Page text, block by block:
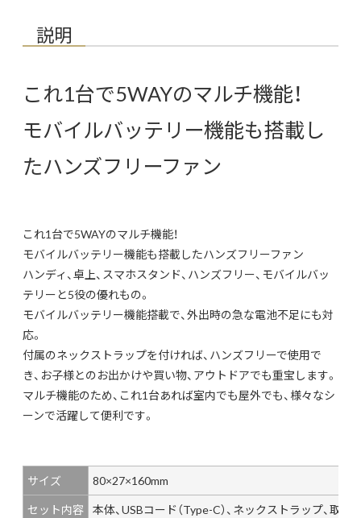
説明
これ1台で5WAYのマルチ機能！
モバイルバッテリー機能も搭載し
たハンズフリーファン
これ1台で5WAYのマルチ機能！
モバイルバッテリー機能も搭載したハンズフリーファン
ハンディ、卓上、スマホスタンド、ハンズフリー、モバイルバッ
テリーと5役の優れもの。
モバイルバッテリー機能搭載で、外出時の急な電池不足にも対
応。
付属のネックストラップを付ければ、ハンズフリーで使用で
き、お子様とのお出かけや買い物、アウトドアでも重宝します。
マルチ機能のため、これ1台あれば室内でも屋外でも、様々なシ
ーンで活躍して便利です。
サイズ
80×27×160mm
セット内容 本体、USBコード（Type-C）、ネックストラップ、取扱